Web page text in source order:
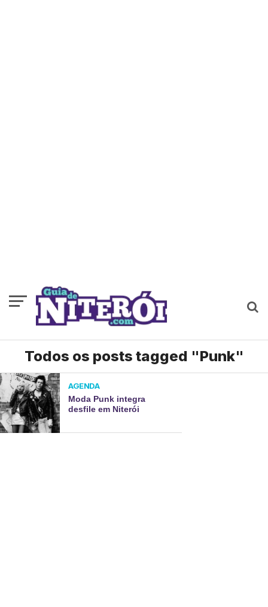
Todos os posts tagged "Punk"
AGENDA
Moda Punk integra
desfile em Niterói